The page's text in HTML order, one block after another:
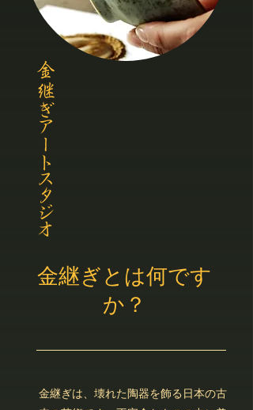
金継ぎとは何です
か？
金継ぎは、壊れた陶器を飾る日本の古